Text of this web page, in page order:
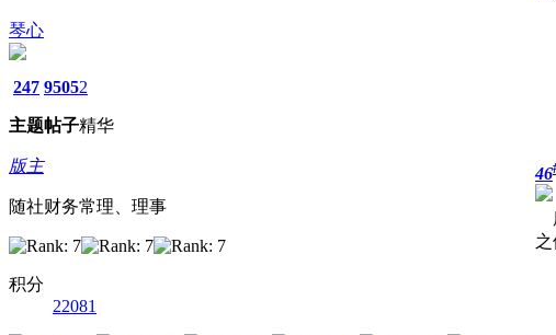
琴心
247
主题
9505
帖子
2
精华
版主
随社财务常理、理事
积分
22081
46